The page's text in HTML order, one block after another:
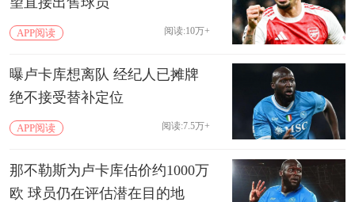
APP阅读 阅读:10万+
曝卢卡库想离队 经纪人已摊牌
绝不接受替补定位
APP阅读 阅读:7.5万+
那不勒斯为卢卡库估价约1000万
欧 球员仍在评估潜在目的地